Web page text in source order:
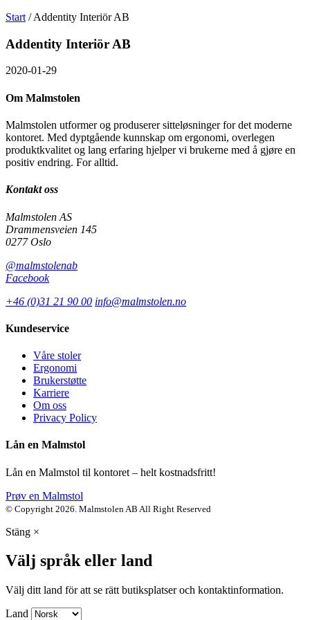
Søk
Malmstolen.no
Välj
Start /Addentity Interiör AB
Addentity Interiör AB
2020-01-29
Om Malmstolen
Malmstolen utformer og produserer sitteløsninger for det moderne
kontoret. Med dyptgående kunnskap om ergonomi, overlegen
produktkvalitet og lang erfaring hjelper vi brukerne med å gjøre en
positiv endring. For alltid.
Kontakt oss
Malmstolen AS
Drammensveien 145
0277 Oslo
@malmstolenab
Facebook
+46 (0)31 21 90 00 info@malmstolen.no
Kundeservice
Våre stoler
Ergonomi
Brukerstøtte
Karriere
Om oss
Privacy Policy
Lån en Malmstol
Lån en Malmstol til kontoret – helt kostnadsfritt!
Prøv en Malmstol
© Copyright 2026. Malmstolen AB All Right Reserved
Stäng ×
Välj språk eller land
Välj ditt land för att se rätt butiksplatser och kontaktinformation.
Land